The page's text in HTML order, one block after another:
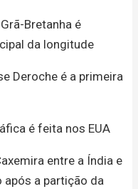
Bretanha é
da longitude
Deroche é a primeira
é feita nos EUA
entre a Índia e
após a partição da